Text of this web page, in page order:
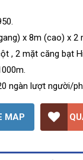
x 8m (cao) x 2
, 2 mặt căng bạt
ngàn lượt người/
MAP